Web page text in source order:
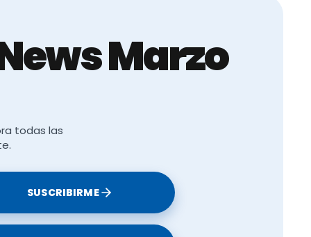
su
de la
Marzo
todas las
SUSCRIBIRME